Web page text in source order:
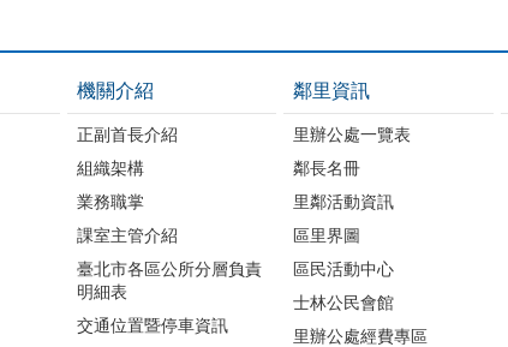
機關介紹
正副首長介紹
組織架構
業務職掌
課室主管介紹
臺北市各區公所分層負責
明細表
交通位置暨停車資訊
鄰里資訊
里辦公處一覽表
鄰長名冊
里鄰活動資訊
區里界圖
區民活動中心
士林公民會館
里辦公處經費專區